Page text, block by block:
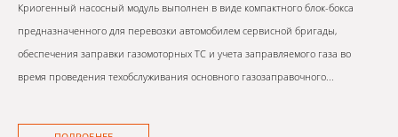
Криогенный насосный модуль выполнен в виде компактного блок-бокса
предназначенного для перевозки автомобилем сервисной бригады,
обеспечения заправки газомоторных ТС и учета заправляемого газа во
время проведения техобслуживания основного газозаправочного...